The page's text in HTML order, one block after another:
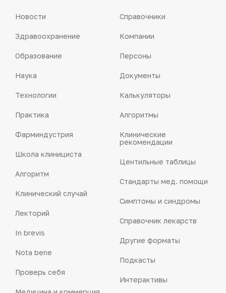
Новости
Здравоохранение
Образование
Наука
Технологии
Практика
Фарминдустрия
Школа клинициста
Алгоритм
Клинический случай
Лекторий
In brevis
Nota bene
Проверь себя
Справочники
Компании
Персоны
Документы
Калькуляторы
Алгоритмы
Клинические
рекомендации
Центильные таблицы
Стандарты мед. помощи
Симптомы и синдромы
Справочник лекарств
Другие форматы
Подкасты
Интерактивы